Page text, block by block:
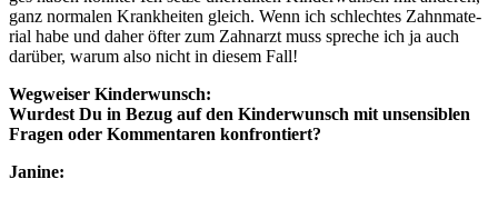
ganz nor­ma­len Krank­hei­ten gleich. Wenn ich schlech­tes Zahn­ma­te­
ri­al habe und daher öfter zum Zahn­arzt muss spre­che ich ja auch
dar­über, war­um also nicht in die­sem Fall!
Weg­wei­ser Kin­der­wunsch:
Wur­dest Du in Bezug auf den Kin­der­wunsch mit unsen­si­blen
Fra­gen oder Kom­men­ta­ren kon­fron­tiert?
Jani­ne: